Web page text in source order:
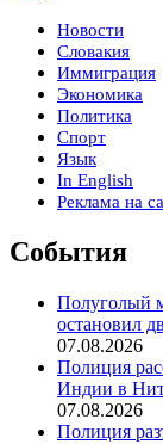
Новости
Словакия
Иммиграция
Экономика
Политика
Спорт
Язык
In English
Реклама на
События
Полуголый
остановил
07.08.2026
Полиция
Индии в
07.08.2026
Полиция